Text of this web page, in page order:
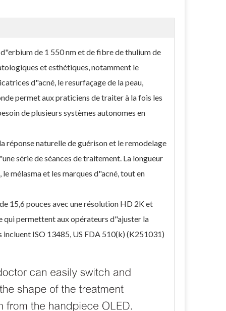
de 1 550 nm et de fibre de thulium de
et esthétiques, notamment le
d"acné, le resurfaçage de la peau,
permet aux praticiens de traiter à la fois les
de plusieurs systèmes autonomes en
réponse naturelle de guérison et le remodelage
série de séances de traitement. La longueur
mélasma et les marques d"acné, tout en
15,6 pouces avec une résolution HD 2K et
qui permettent aux opérateurs d"ajuster la
ISO 13485, US FDA 510(k) (K251031)